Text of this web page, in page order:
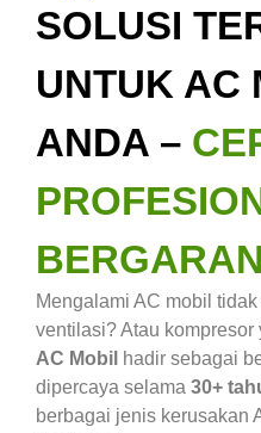
SOLUSI
UNTUK AC
ANDA –
Mengalami AC mobil
ventilasi? Atau
AC Mobil hadir sebagai
dipercaya selama 30+
berbagai jenis kerusakan